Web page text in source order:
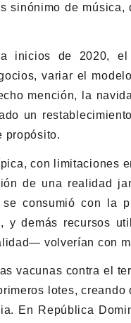
sinónimo de
inicios de 2020,
variar el
mención, la
un
propósito.
con limitaciones
de una realidad
consumió con la
y demás recursos
volverían con
vacunas contra el
lotes,
En República